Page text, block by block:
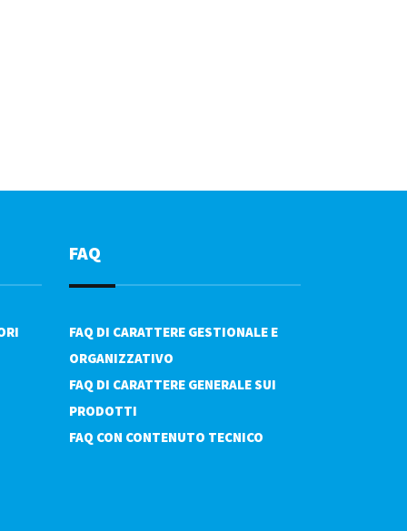
FAQ
FAQ DI CARATTERE GESTIONALE E
ORGANIZZATIVO
FAQ DI CARATTERE GENERALE SUI
PRODOTTI
FAQ CON CONTENUTO TECNICO